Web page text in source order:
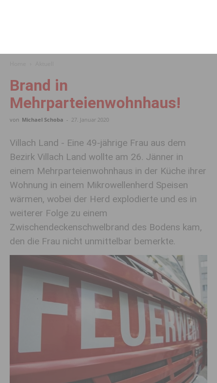
Brand in
Mehrparteienwohnhaus!
von Michael Schoba - 27. Januar 2020
Villach Land - Eine 49-jährige Frau aus dem
Bezirk Villach Land wollte am 26. Jänner in
einem Mehrparteienwohnhaus in der Küche ihrer
Wohnung in einem Mikrowellenherd Speisen
wärmen, wobei der Herd explodierte und es in
weiterer Folge zu einem
Zwischendeckenschwelbrand des Bodens kam,
den die Frau nicht unmittelbar bemerkte.